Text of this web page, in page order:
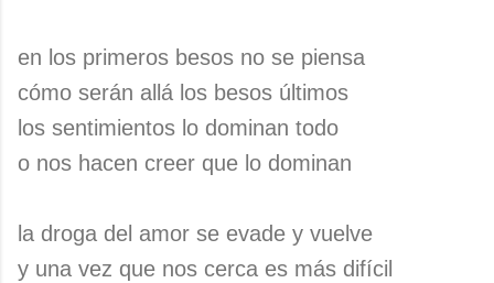
en los primeros besos no se piensa
cómo serán allá los besos últimos
los sentimientos lo dominan todo
o nos hacen creer que lo dominan
la droga del amor se evade y vuelve
y una vez que nos cerca es más difícil